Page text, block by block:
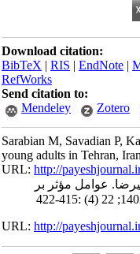
Download citation:
BibTeX|RIS|EndNote
RefWorks
Send citation to:
Mendeley
Zotero
Sarabian M, Savadian P,
young adults in Tehran,
URL:http://
عوامل مؤثر بر
URL:http://